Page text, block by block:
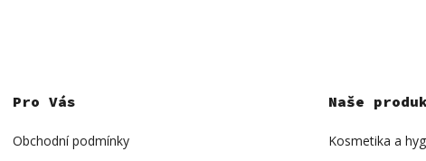
Pro Vás
Obchodní podmínky
Naše
Kosmetika a